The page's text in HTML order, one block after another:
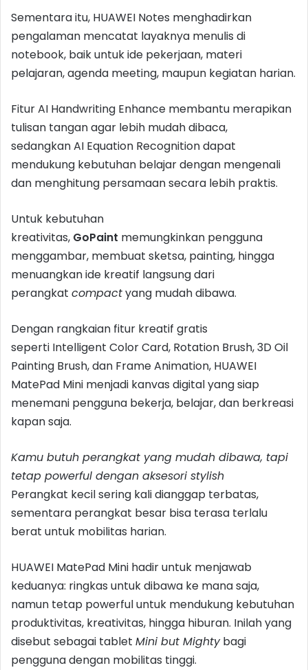
Sementara itu, HUAWEI Notes menghadirkan
pengalaman mencatat layaknya menulis di
notebook, baik untuk ide pekerjaan, materi
pelajaran, agenda meeting, maupun kegiatan harian.
Fitur AI Handwriting Enhance membantu merapikan
tulisan tangan agar lebih mudah dibaca,
sedangkan AI Equation Recognition dapat
mendukung kebutuhan belajar dengan mengenali
dan menghitung persamaan secara lebih praktis.
Untuk kebutuhan
kreativitas, GoPaint memungkinkan pengguna
menggambar, membuat sketsa, painting, hingga
menuangkan ide kreatif langsung dari
perangkat compactyang mudah dibawa.
Dengan rangkaian fitur kreatif gratis
seperti Intelligent Color Card, Rotation Brush, 3D Oil
Painting Brush, dan Frame Animation, HUAWEI
MatePad Mini menjadi kanvas digital yang siap
menemani pengguna bekerja, belajar, dan berkreasi
kapan saja.
Kamu butuh perangkat yang mudah dibawa, tapi
tetap powerful dengan aksesori stylish
Perangkat kecil sering kali dianggap terbatas,
sementara perangkat besar bisa terasa terlalu
berat untuk mobilitas harian.
HUAWEI MatePad Mini hadir untuk menjawab
keduanya: ringkas untuk dibawa ke mana saja,
namun tetap powerful untuk mendukung kebutuhan
produktivitas, kreativitas, hingga hiburan. Inilah yang
disebut sebagai tablet Mini but Mightybagi
pengguna dengan mobilitas tinggi.